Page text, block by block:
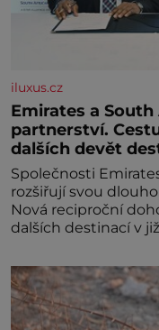
iluxus.cz
Emirates a
partnerství.
dalších devět
Společnosti
rozšiřují svou
Nová reciproční
dalších destinací v